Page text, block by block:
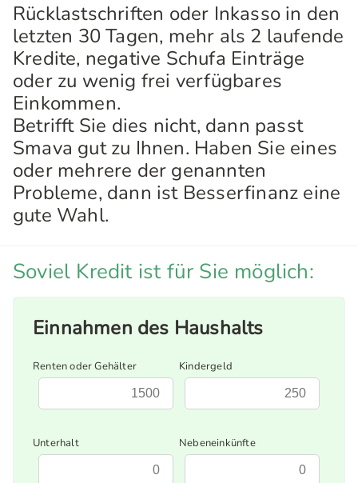
Rücklastschriften oder Inkasso in den
letzten 30 Tagen, mehr als 2 laufende
Kredite, negative Schufa Einträge
oder zu wenig frei verfügbares
Einkommen.
Betrifft Sie dies nicht, dann passt
Smava gut zu Ihnen. Haben Sie eines
oder mehrere der genannten
Probleme, dann ist Besserfinanz eine
gute Wahl.
Soviel Kredit ist für Sie möglich:
Einnahmen des Haushalts
Renten oder Gehälter Kindergeld
Unterhalt Nebeneinkünfte